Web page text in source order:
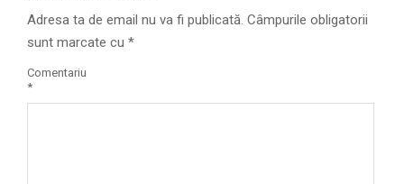
Adresa ta de email nu va fi publicată. Câmpurile obligatorii
sunt marcate cu *
Comentariu
*